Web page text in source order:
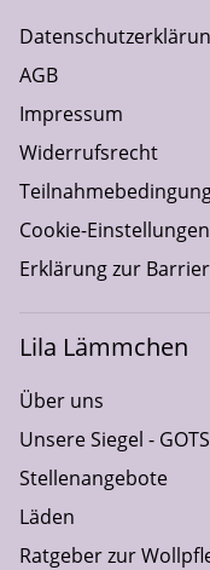
AGB
Impressum
Widerrufsrecht
Cookie-Einstellungen
Erklärung zur
Lila Lämmchen
Über uns
Unsere Siegel -
Stellenangebote
Läden
Ratgeber zur